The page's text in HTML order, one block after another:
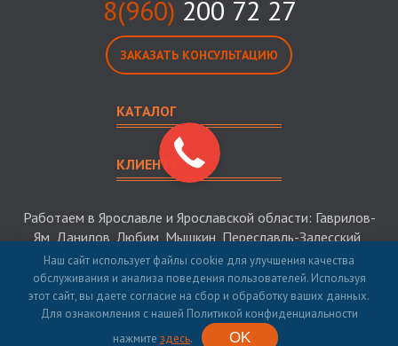
Наш сайт использует файлы cookie для улучшения качества
обслуживания и анализа поведения пользователей. Используя
этот сайт, вы даете согласие на сбор и обработку ваших данных.
Для ознакомления с нашей Политикой конфиденциальности
нажмите здесь. OK
8(960) 200 72 27
ЗАКАЗАТЬ КОНСУЛЬТАЦИЮ
КАТАЛОГ
КЛИЕНТУ
Работаем в Ярославле и Ярославской области: Гаврилов-
Ям, Данилов, Любим, Мышкин, Переславль-Залесский,
Пошехонье, Ростов, Рыбинск, Тутаев, Углич
© 2026 Багров-Строй - строительство загородных домов в
Ярославле и Ярославской области и РФ. ИНН 5313015325.
Продвижение сайтаseo-sv.ru